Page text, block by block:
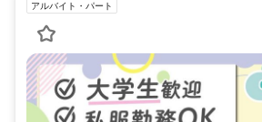
アルバイト・パート